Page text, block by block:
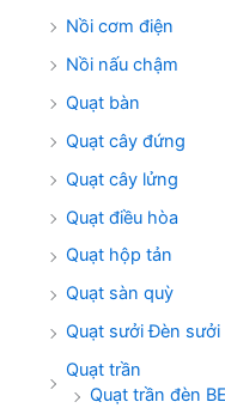
Nồi cơm điện
Nồi nấu chậm
Quạt bàn
Quạt cây đứng
Quạt cây lửng
Quạt điều hòa
Quạt hộp tản
Quạt sàn quỳ
Quạt sưởi Đèn sưởi
Quạt trần
Quạt trần đèn